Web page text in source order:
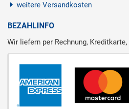
weitere Versandkosten
BEZAHLINFO
Wir liefern per Rechnung,